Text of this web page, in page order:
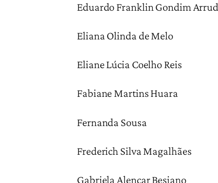
Eduardo Franklin Gondim
Eliana Olinda de Melo
Eliane Lúcia Coelho Reis
Fabiane Martins Huara
Fernanda Sousa
Frederich Silva Magalhães
Gabriela Alencar Besiano